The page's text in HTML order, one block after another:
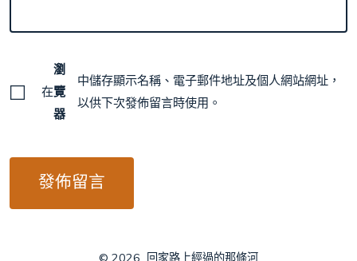
在
瀏
覽
器
中儲存顯示名稱、電子郵件地址及個人網站網址，
以供下次發佈留言時使用。
© 2026 回家路上經過的那條河